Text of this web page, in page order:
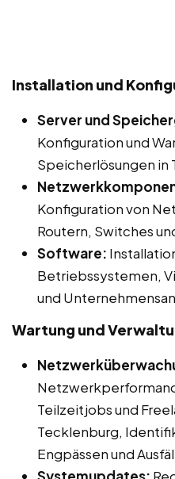
Installation und
Server und
Konfiguration und
Speicherlösungen in
Konfiguration von
Routern, Switches
Software:
Betriebssystemen,
und
Wartung und
Teilzeitjobs und
Tecklenburg,
Engpässen und